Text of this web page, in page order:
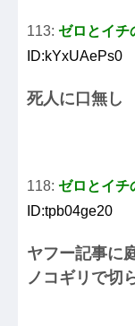
113: ゼロとイチ
ID:kYxUAePs0
死人に口無し
118: ゼロとイチ
ID:tpb04ge20
ヤフー記事に
ノコギリで切